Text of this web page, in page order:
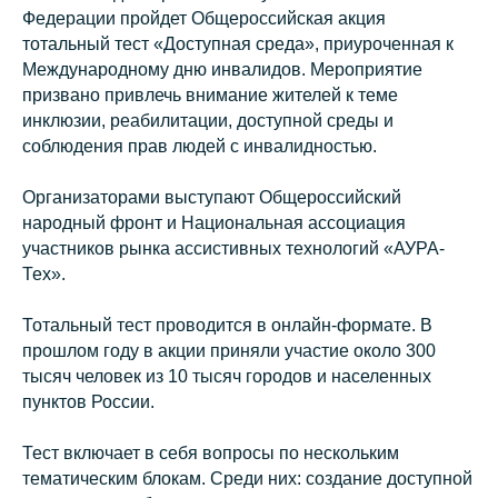
Федерации пройдет Общероссийская акция
тотальный тест «Доступная среда», приуроченная к
Международному дню инвалидов. Мероприятие
призвано привлечь внимание жителей к теме
инклюзии, реабилитации, доступной среды и
соблюдения прав людей с инвалидностью.
Организаторами выступают Общероссийский
народный фронт и Национальная ассоциация
участников рынка ассистивных технологий «АУРА-
Тех».
Тотальный тест проводится в онлайн-формате. В
прошлом году в акции приняли участие около 300
тысяч человек из 10 тысяч городов и населенных
пунктов России.
Тест включает в себя вопросы по нескольким
тематическим блокам. Среди них: создание доступной